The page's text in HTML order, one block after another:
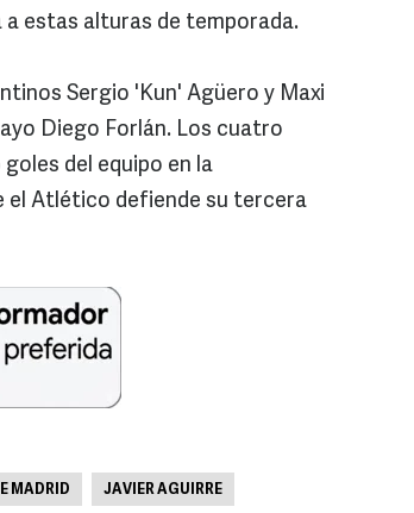
a estas alturas de temporada.
Sergio 'Kun' Agüero y Maxi
Diego Forlán. Los cuatro
del equipo en la
el Atlético defiende su tercera
MADRID JAVIER AGUIRRE